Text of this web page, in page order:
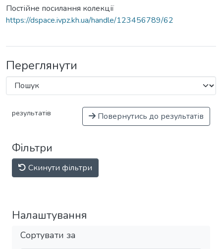
Постійне посилання колекції
https://dspace.ivpz.kh.ua/handle/123456789/62
Переглянути
результатів Повернутись до результатів
Фільтри
Скинути фільтри
Налаштування
Сортувати за